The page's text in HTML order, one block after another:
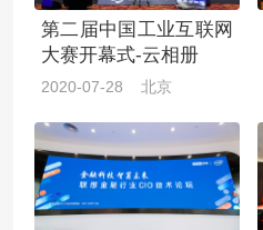
第二届中国工业互联网
大赛开幕式-云相册
2020-07-28 北京